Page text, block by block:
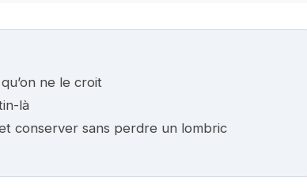
ne le croit
là
conserver sans perdre un lombric